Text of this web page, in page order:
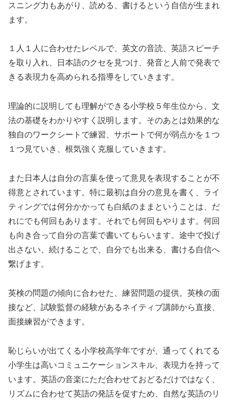
スニング力もあがり、読める、書けるという自信が生まれ
ます。
１人１人に合わせたレベルで、英文の音読、英語スピーチ
を取り入れ、日本語のクセを見つけ、発音と人前で発表で
きる表現力を高められる指導をしていきます。
理論的に説明しても理解ができる小学校５年生位から、文
法の基礎をわかりやすく説明します。そのあとは効果的な
独自のワークシートで練習、サポートで何が弱点かを１つ
１つ見ていき、根気強く克服していきます。
また日本人は自分の言葉を使って意見を表現することが不
得意とされています。特に最初は自分の意見を書く、ライ
ティングでは何分かかっても白紙のままということは、だ
れにでも何回もあります。それでも何回もやります。何回
も向き合って自分の言葉で書いてもらいます。途中で投げ
出さない、続けることで、自分でも出来る、書ける自信へ
繋げます。
英検の問題の傾向に合わせた、練習問題の提供。英検の面
接など、試験監督の経験があるネイティブ講師から直接、
面接練習ができます。
恥じらいが出てくる小学校高学年ですが、通ってくれてる
小学生は高いコミュニケーションスキル、表現力を持って
います。英語の音楽にただ合わせておどるだけではなく、
リズムに合わせて英語の発話を促すため、自然な英語のリ